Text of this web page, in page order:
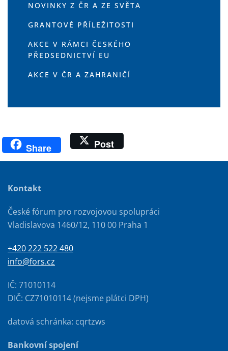
NOVINKY Z ČR A ZE SVĚTA
GRANTOVÉ PŘÍLEŽITOSTI
AKCE V RÁMCI ČESKÉHO
PŘEDSEDNICTVÍ EU
AKCE V ČR A ZAHRANIČÍ
Share Post
Kontakt
České fórum pro rozvojovou spolupráci
Vladislavova 1460/12, 110 00 Praha 1
+420 222 522 480
info@fors.cz
IČ: 71010114
DIČ: CZ71010114 (nejsme plátci DPH)
datová schránka: cqrtzws
Bankovní spojení